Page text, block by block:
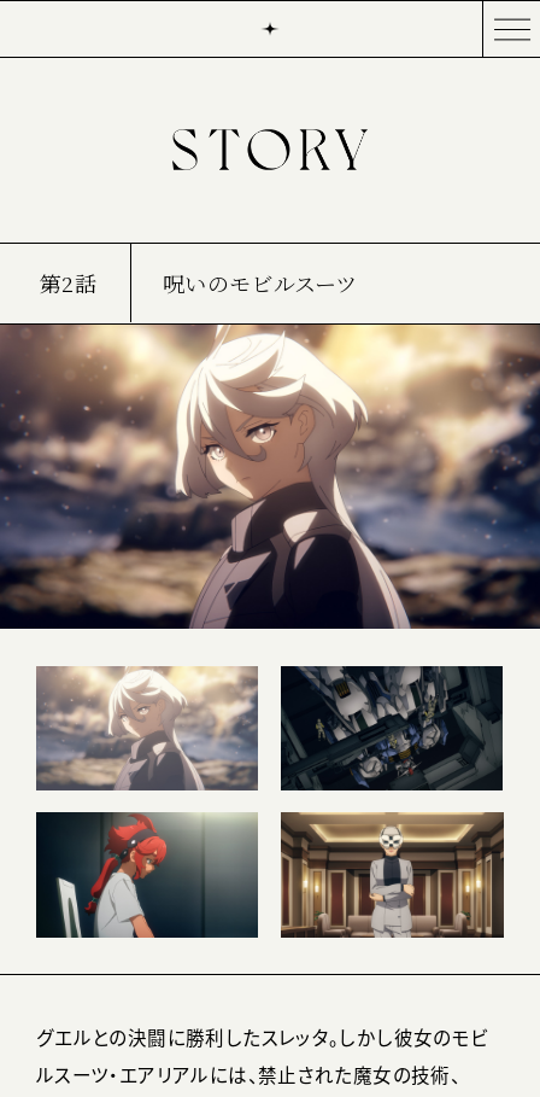
第2話 呪いのモビルスーツ
グエルとの決闘に勝利したスレッタ。しかし彼女のモビ
ルスーツ・エアリアルには、禁止された魔女の技術、